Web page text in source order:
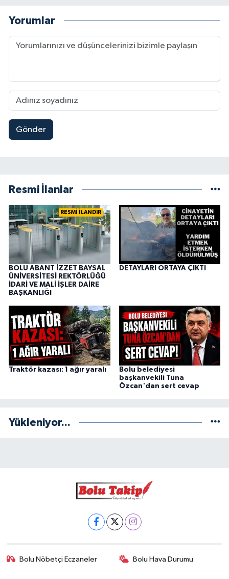
Yorumlar
Gönder
Resmi İlanlar
RESMİ İLANDIR
BOLU ABANT İZZET BAYSAL
ÜNİVERSİTESİ REKTÖRLÜĞÜ
İDARİ VE MALİ İŞLER DAİRE
BAŞKANLIĞI
DETAYLARI ORTAYA ÇIKTI
Traktör kazası: 1 ağır yaralı
Bolu belediyesi
başkanvekili Tuna
Özcan'dan sert cevap
Yükleniyor...
Bolu Nöbetçi Eczaneler Bolu Hava Durumu